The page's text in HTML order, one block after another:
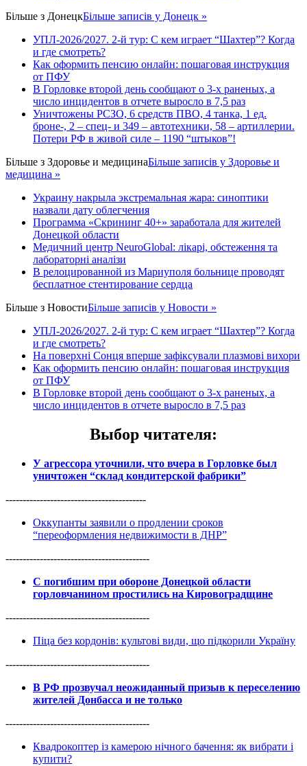
Більше з ДонецкБільше записів у Донецк »
УПЛ-2026/2027. 2-й тур: С кем играет “Шахтер”? Когда
и где смотреть?
Как оформить пенсию онлайн: пошаговая инструкция
от ПФУ
В Горловке второй день сообщают о 3-х раненых, а
число инцидентов в отчете выросло в 7,5 раз
Уничтожены РСЗО, 6 средств ПВО, 4 танка, 1 ед.
броне-, 2 – спец- и 349 – автотехники, 58 – артиллерии.
Потери РФ в живой силе – 1190 “штыков”!
Більше з Здоровье и медицинаБільше записів у Здоровье и
медицина »
Украину накрыла экстремальная жара: синоптики
назвали дату облегчения
Программа «Скрининг 40+» заработала для жителей
Донецкой области
Медичний центр NeuroGlobal: лікарі, обстеження та
лабораторні аналізи
В релоцированной из Мариуполя больнице проводят
бесплатное стентирование сердца
Більше з НовостиБільше записів у Новости »
УПЛ-2026/2027. 2-й тур: С кем играет “Шахтер”? Когда
и где смотреть?
На поверхні Сонця вперше зафіксували плазмові вихори
Как оформить пенсию онлайн: пошаговая инструкция
от ПФУ
В Горловке второй день сообщают о 3-х раненых, а
число инцидентов в отчете выросло в 7,5 раз
Выбор читателя:
У агрессора уточнили, что вчера в Горловке был
уничтожен “склад кондитерской фабрики”
-----------------------------------------
Оккупанты заявили о продлении сроков
“переоформления недвижимости в ДНР”
------------------------------------------
С погибшим при обороне Донецкой области
горловчанином простились на Кировоградщине
------------------------------------------
Піца без кордонів: культові види, що підкорили Україну
------------------------------------------
В РФ прозвучал неожиданный призыв к переселению
жителей Донбасса и не только
------------------------------------------
Квадрокоптер із камерою нічного бачення: як вибрати і
купити?